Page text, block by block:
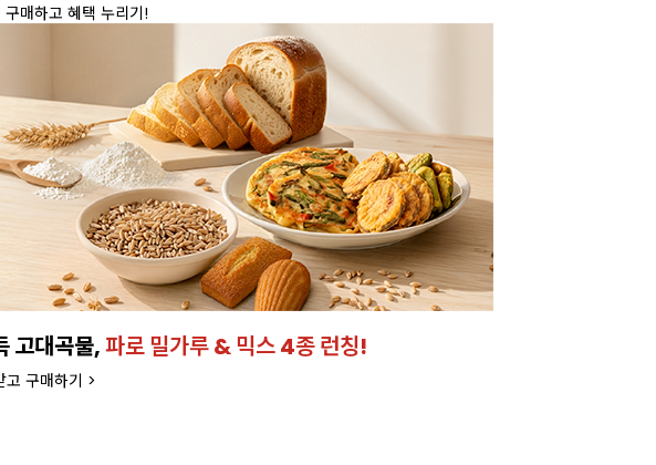
구매하고 혜택 누리기!
고대곡물,파로 밀가루 & 믹스 4종 런칭!
고 구매하기 >